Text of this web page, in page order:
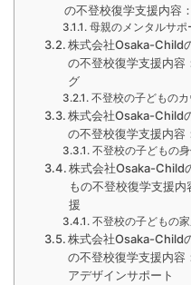
の不登校復学支援内容
母親のメンタルサ
株式会社Osaka-Child
の不登校復学支援内容
グ
不登校の子どもの
株式会社Osaka-Child
の不登校復学支援内容
不登校の子どもの
株式会社Osaka-Child
もの不登校復学支援
援
不登校の子どもの
株式会社Osaka-Child
の不登校復学支援内容
アデザインサポート